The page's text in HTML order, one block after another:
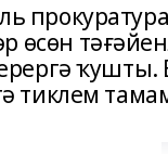
тиклем